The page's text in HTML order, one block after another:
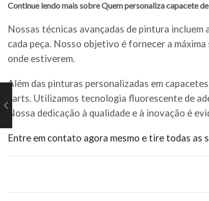
Continue lendo mais sobre Quem personaliza capacete
Nossas técnicas avançadas de pintura
cada peça. Nosso objetivo é fornecer a
onde estiverem.
Além das pinturas personalizadas em
karts. Utilizamos tecnologia fluorescente de
Nossa dedicação à qualidade e à inovação é
Entre em contato agora mesmo e tire todas as